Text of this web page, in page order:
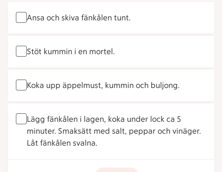
Ansa och skiva fänkålen tunt.
Stöt kummin i en mortel.
Koka upp äppelmust, kummin och buljong.
Lägg fänkålen i lagen, koka under lock ca 5
minuter. Smaksätt med salt, peppar och vinäger.
Låt fänkålen svalna.